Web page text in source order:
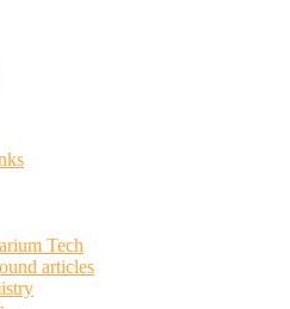
Tech
articles